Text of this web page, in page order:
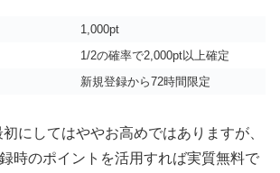
1,000pt
1/2の確率で2,000pt以上確定
新規登録から72時間限定
にしてはややお高めではありますが、
時のポイントを活用すれば実質無料で